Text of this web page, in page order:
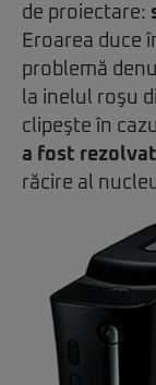
de proiectare:
Eroarea duce
problemă
la inelul roşu
clipeşte în
a fost
răcire al